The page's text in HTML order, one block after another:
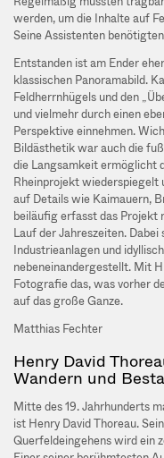
werden, um die Inhalte auf
Seine Assistenten
Entstanden ist am Ender
klassischen Panoramabild.
Feldherrnhügels und den
und vielmehr durch einen
Perspektive einnehmen.
Bildästhetik war auch die
die Langsamkeit ermöglicht
Rheinprojekt wiederspiegelt
auf Details wie Kaimauern,
beiläufig erfasst das Projekt
Lauf der Jahreszeiten.
Industrieanlagen und
nebeneinandergestellt. Mit
Fotografie das, was vorher
auf das große Ganze.
Matthias Fechter
Henry David
Wandern und
Mitte des 19. Jahrhunderts
ist Henry David Thoreau.
Querfeldeingehens wird ein